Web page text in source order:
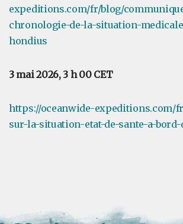
expeditions.com/fr/blog/
chronologie-de-la-situation-
hondius
3 mai 2026, 3 h 00 CET
https://oceanwide-expeditions.com/
sur-la-situation-etat-de-sante-a-